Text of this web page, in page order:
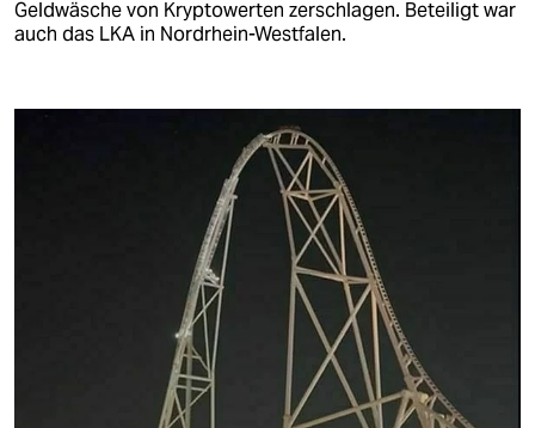
Geldwäsche von Kryptowerten zerschlagen. Beteiligt war
auch das LKA in Nordrhein-Westfalen.